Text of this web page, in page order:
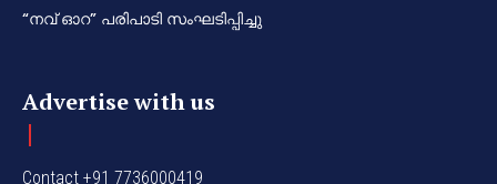
“നവ് ഓറ” പരിപാടി സംഘടിപ്പിച്ചു
Advertise with us
Contact +91 7736000419